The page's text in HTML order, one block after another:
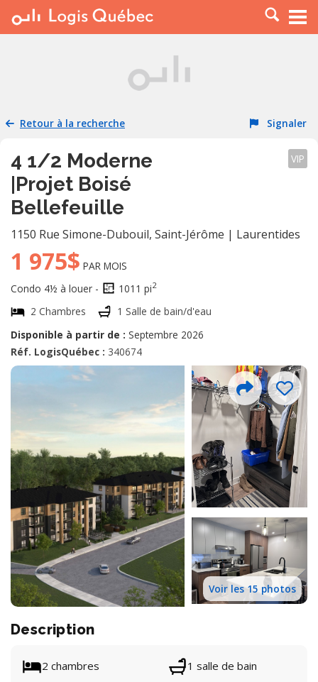
À LOUER
PLACER UNE ANNONCE
RESSOURCES
Retour à la recherche Signaler
4 1/2 Moderne
|Projet Boisé
Bellefeuille
VIP
1150 Rue Simone-Dubouil, Saint-Jérôme | Laurentides
1 975$ PAR MOIS
Condo 4½ à louer -
1011 pi2
2 Chambres
1 Salle de bain/d'eau
Disponible à partir de : Septembre 2026
Réf. LogisQuébec : 340674
Voir les 15 photos
Description
2 chambres 1 salle de bain